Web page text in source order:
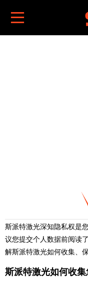

斯派特激光深知隐私权是
议您提交个人数据前阅读
解斯派特激光如何收集、
斯派特激光如何收